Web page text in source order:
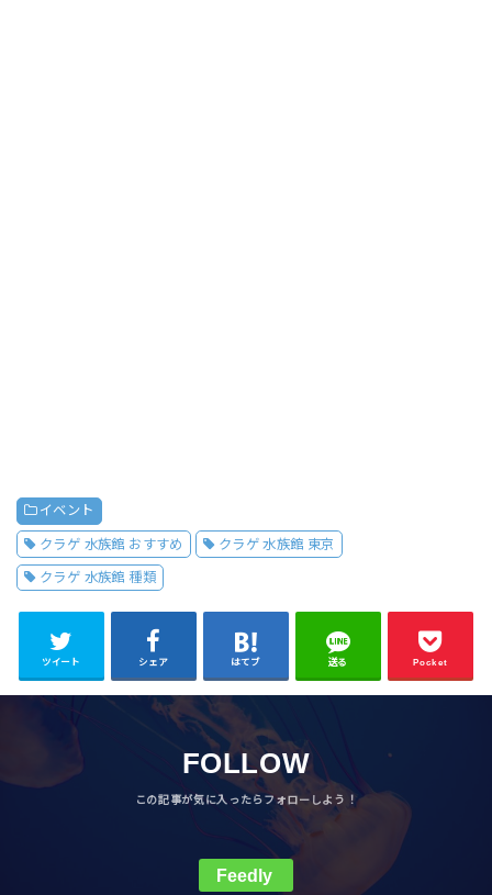
イベント
クラゲ 水族館 おすすめ クラゲ 水族館 東京
クラゲ 水族館 種類
ツイート シェア はてブ 送る Pocket
FOLLOW
Feedly